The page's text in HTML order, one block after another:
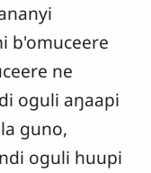
b'omuceere
ne
oguli aŋaapi
guno,
oguli huupi